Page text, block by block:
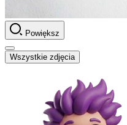
Powiększ
Wszystkie zdjęcia